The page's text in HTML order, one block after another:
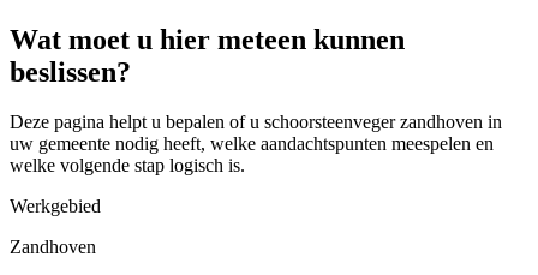
Wat moet u hier meteen kunnen
beslissen?
Deze pagina helpt u bepalen of u schoorsteenveger zandhoven in
uw gemeente nodig heeft, welke aandachtspunten meespelen en
welke volgende stap logisch is.
Werkgebied
Zandhoven